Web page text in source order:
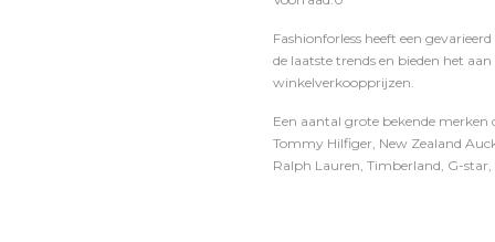
Fashionforless heeft een
de laatste trends en bieden het
winkelverkoopprijzen.
Een aantal grote bekende merken
Tommy Hilfiger, New Zealand
Ralph Lauren, Timberland, G-star,